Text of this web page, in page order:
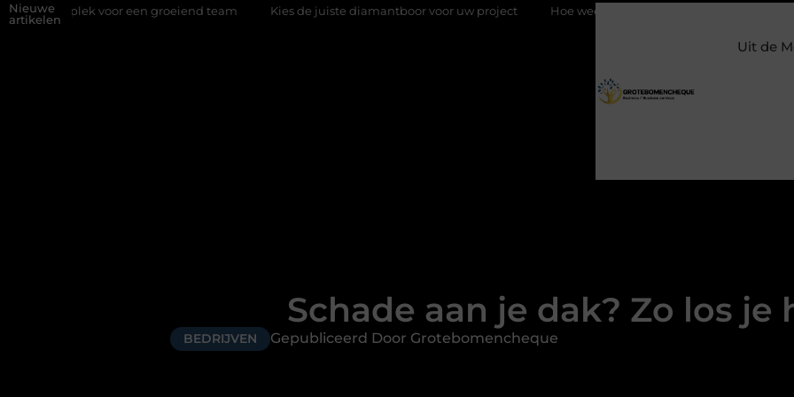
Nieuwe
artikelen
voor een groeiend team Kies de juiste diamantboor voor uw project Hoe weersomstandigheden de internationale
Uit de
Schade aan je dak? Zo los je
BEDRIJVEN Gepubliceerd Door Grotebomencheque